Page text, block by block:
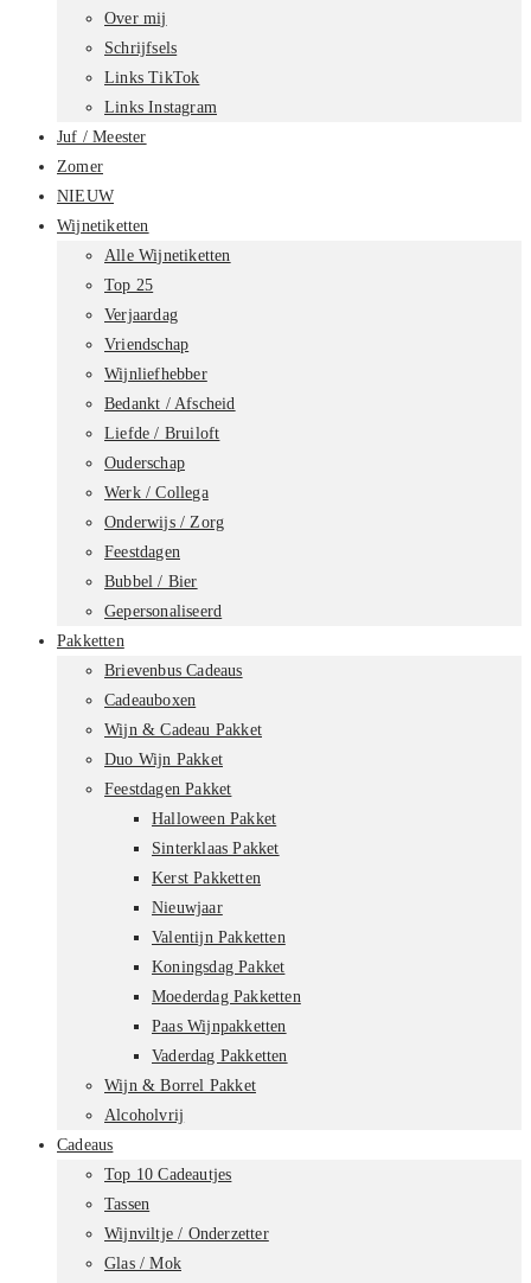
Over mij
Schrijfsels
Links TikTok
Links Instagram
Juf / Meester
Zomer
NIEUW
Wijnetiketten
Alle Wijnetiketten
Top 25
Verjaardag
Vriendschap
Wijnliefhebber
Bedankt / Afscheid
Liefde / Bruiloft
Ouderschap
Werk / Collega
Onderwijs / Zorg
Feestdagen
Bubbel / Bier
Gepersonaliseerd
Pakketten
Brievenbus Cadeaus
Cadeauboxen
Wijn & Cadeau Pakket
Duo Wijn Pakket
Feestdagen Pakket
Halloween Pakket
Sinterklaas Pakket
Kerst Pakketten
Nieuwjaar
Valentijn Pakketten
Koningsdag Pakket
Moederdag Pakketten
Paas Wijnpakketten
Vaderdag Pakketten
Wijn & Borrel Pakket
Alcoholvrij
Cadeaus
Top 10 Cadeautjes
Tassen
Wijnviltje / Onderzetter
Glas / Mok